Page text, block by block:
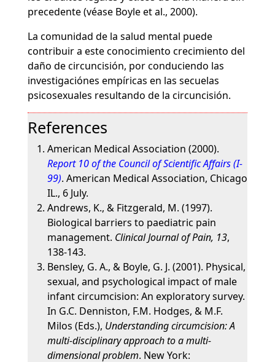
precedente (véase Boyle et al., 2000).
La comunidad de la salud mental puede
contribuir a este conocimiento crecimiento del
daño de circuncisión, por conduciendo las
investigaciónes empíricas en las secuelas
psicosexuales resultando de la circuncisión.
References
American Medical Association (2000).
Report 10 of the Council of Scientific Affairs (I-
99). American Medical Association, Chicago
IL., 6 July.
Andrews, K., & Fitzgerald, M. (1997).
Biological barriers to paediatric pain
management. Clinical Journal of Pain, 13,
138-143.
Bensley, G. A., & Boyle, G. J. (2001). Physical,
sexual, and psychological impact of male
infant circumcision: An exploratory survey.
In G.C. Denniston, F.M. Hodges, & M.F.
Milos (Eds.), Understanding circumcision: A
multi-disciplinary approach to a multi-
dimensional problem. New York: